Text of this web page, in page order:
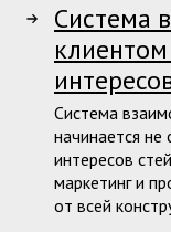
Система
Система
начинается не
интересов
маркетинг и
от всей